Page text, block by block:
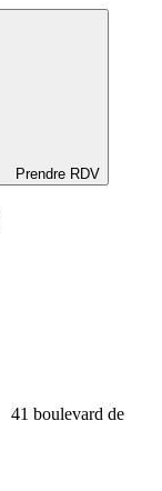
Prendre RDV
41 boulevard de